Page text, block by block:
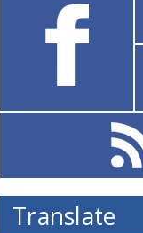
Translate